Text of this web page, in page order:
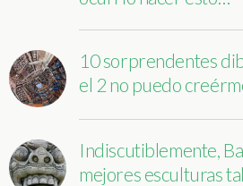
10 sorprendentes
el 2 no puedo
Indiscutiblemente,
mejores esculturas